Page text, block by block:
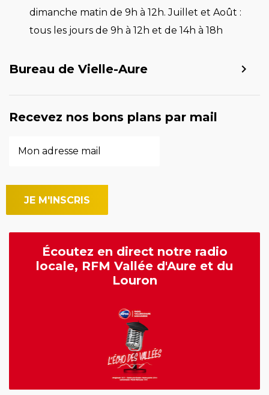
dimanche matin de 9h à 12h. Juillet et Août :
tous les jours de 9h à 12h et de 14h à 18h
Bureau de Vielle-Aure
Recevez nos bons plans par mail
Écoutez en direct notre radio
locale, RFM Vallée d'Aure et du
Louron